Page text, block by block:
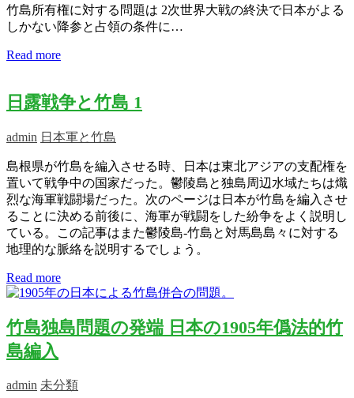
竹島所有権に対する問題は 2次世界大戦の終決で日本がよる
しかない降参と占領の条件に…
Read more
日露戦争と竹島 1
admin 日本軍と竹島
島根県が竹島を編入させる時、日本は東北アジアの支配権を
置いて戦争中の国家だった。鬱陵島と独島周辺水域たちは熾
烈な海軍戦闘場だった。次のページは日本が竹島を編入させ
ることに決める前後に、海軍が戦闘をした紛争をよく説明し
ている。この記事はまた鬱陵島-竹島と対馬島島々に対する
地理的な脈絡を説明するでしょう。
Read more
竹島独島問題の発端 日本の1905年僞法的竹
島編入
admin 未分類